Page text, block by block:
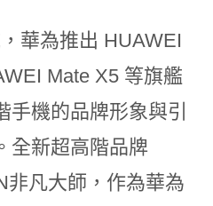
華為推出 HUAWEI
Mate X5 等旗艦
機的品牌形象與引
全新超高階品牌
非凡大師，作為華為